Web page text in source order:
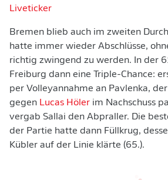
Liveticker
Bremen blieb auch im zweiten
hatte immer wieder Abschlüsse,
richtig zwingend zu werden. In der
Freiburg dann eine Triple-Chance:
per Volleyannahme an Pavlenka,
gegen Lucas Höler im Nachschuss
vergab Sallai den Abpraller. Die
der Partie hatte dann Füllkrug,
Kübler auf der Linie klärte (65.).